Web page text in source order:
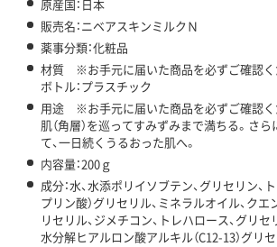
原産国：日本
販売名：ニベアスキンミルクＮ
薬事分類：化粧品
材質 ※お手元に届いた商品を必ずご確認く
ボトル：プラスチック
用途 ※お手元に届いた商品を必ずご確認く
肌（角層）を巡ってすみずみまで満ちる。さ
て、一日続くうるおった肌へ。
内容量：200ｇ
成分：水、水添ポリイソブテン、グリセリン、
プリン酸）グリセリル、ミネラルオイル、ク
リセリル、ジメチコン、トレハロース、グリセ
水分解ヒアルロン酸アルキル（C12-13）グリ